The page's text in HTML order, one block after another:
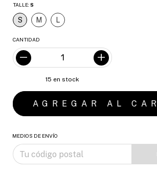
TALLE: S
S M L
CANTIDAD
15 en stock
MEDIOS DE ENVÍO